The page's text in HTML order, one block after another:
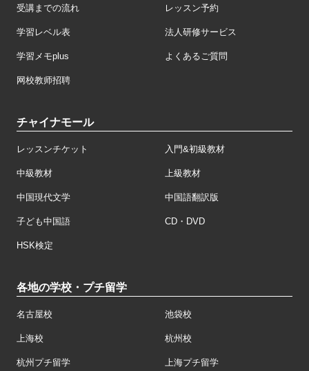
受講までの流れ レッスン予約
学習レベル表 法人研修サービス
学習メモplus よくあるご質問
网校教师招聘
チャイナモール
レッスンチケット 入門&初級教材
中級教材 上級教材
中国現代文学 中国語翻訳版
子ども中国語 CD・DVD
HSK検定
各地の学校・プチ留学
名古屋校 池袋校
上海校 杭州校
杭州プチ留学 上海プチ留学